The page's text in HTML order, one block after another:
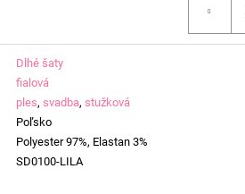
Dlhé šaty
fialová
ples, svadba, stužková
Poľsko
Polyester 97%, Elastan 3%
SD0100-LILA